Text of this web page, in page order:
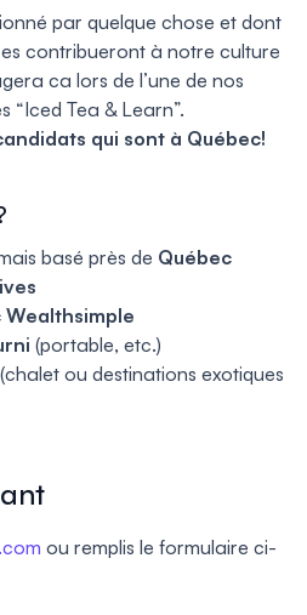
par quelque chose et dont
contribueront à notre culture
ca lors de l’une de nos
“Iced Tea & Learn”.
qui sont à Québec!
basé près de Québec
Wealthsimple
(portable, etc.)
(chalet ou destinations exotiques
ou remplis le formulaire ci-